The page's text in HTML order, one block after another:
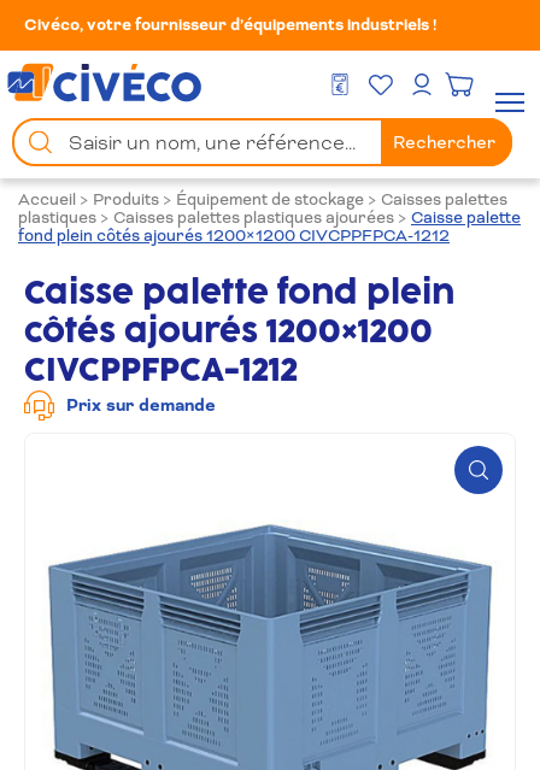
Civéco, votre fournisseur d’équipements industriels !
DEVIS GRATUIT
Mes FavorisMon compte
Chercher
un
produit
Rechercher
Accueil > Produits > Équipement de stockage > Caisses palettes
plastiques > Caisses palettes plastiques ajourées > Caisse palette
fond plein côtés ajourés 1200×1200 CIVCPPFPCA-1212
Caisse palette fond plein
côtés ajourés 1200×1200
CIVCPPFPCA-1212
Prix sur demande
Zoom